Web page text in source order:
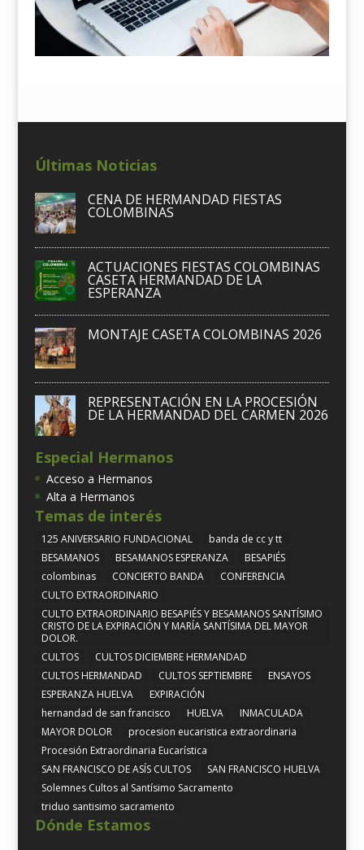
Últimas Noticias
CENA DE HERMANDAD FIESTAS
COLOMBINAS
ACTUACIONES FIESTAS COLOMBINAS
CASETA HERMANDAD DE LA
ESPERANZA
MONTAJE CASETA COLOMBINAS 2026
REPRESENTACIÓN EN LA PROCESIÓN
DE LA HERMANDAD DEL CARMEN 2026
Especial Hermanos
Acceso a Hermanos
Alta a Hermanos
Temas de interés
125 ANIVERSARIO FUNDACIONAL
banda de cc y tt
BESAMANOS
BESAMANOS ESPERANZA
BESAPIÉS
colombinas
CONCIERTO BANDA
CONFERENCIA
CULTO EXTRAORDINARIO
CULTO EXTRAORDINARIO BESAPIÉS Y BESAMANOS SANTÍSIMO
CRISTO DE LA EXPIRACIÓN Y MARÍA SANTÍSIMA DEL MAYOR
DOLOR.
CULTOS
CULTOS DICIEMBRE HERMANDAD
CULTOS HERMANDAD
CULTOS SEPTIEMBRE
ENSAYOS
ESPERANZA HUELVA
EXPIRACIÓN
hernandad de san francisco
HUELVA
INMACULADA
MAYOR DOLOR
procesion eucaristica extraordinaria
Procesión Extraordinaria Eucarística
SAN FRANCISCO DE ASÍS CULTOS
SAN FRANCISCO HUELVA
Solemnes Cultos al Santísimo Sacramento
triduo santisimo sacramento
Dónde Estamos